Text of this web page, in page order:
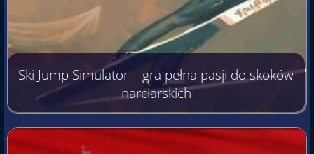
Ski Jump Simulator – gra pełna pasji do skoków
narciarskich